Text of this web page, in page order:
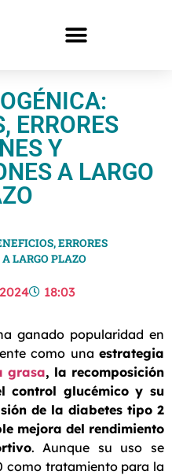
ERRORES
Y
A LARGO
ERRORES
LARGO PLAZO
18:03
ganado popularidad en
como una estrategia
grasa, la recomposición
control glucémico y su
de la diabetes tipo 2
mejora del rendimiento
. Aunque su uso se
como tratamiento para la